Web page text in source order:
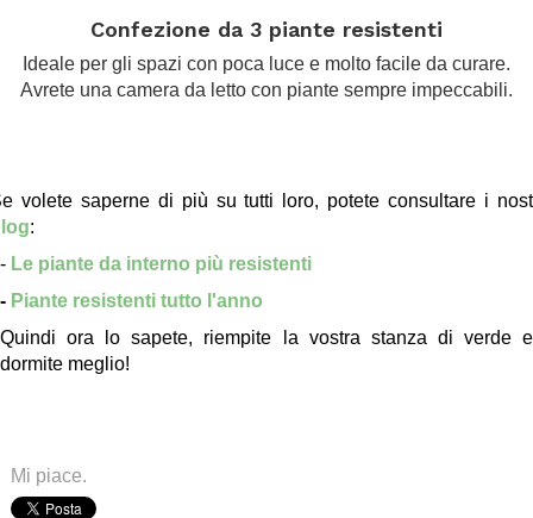
Confezione da 3 piante resistenti
Ideale per gli spazi con poca luce e molto facile da curare.
Avrete una camera da letto con piante sempre impeccabili.
volete saperne di più su tutti loro, potete consultare i
:
- Le piante da interno più resistenti
- Piante resistenti tutto l'anno
Quindi ora lo sapete, riempite la vostra stanza di verde e
dormite meglio!
Mi piace.